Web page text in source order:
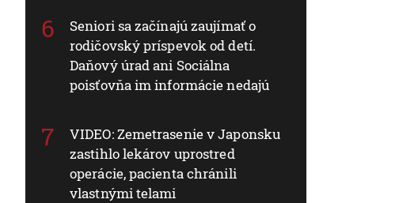
Seniori sa začínajú zaujímať o
rodičovský príspevok od detí.
Daňový úrad ani Sociálna
poisťovňa im informácie nedajú
VIDEO: Zemetrasenie v Japonsku
zastihlo lekárov uprostred
operácie, pacienta chránili
vlastnými telami